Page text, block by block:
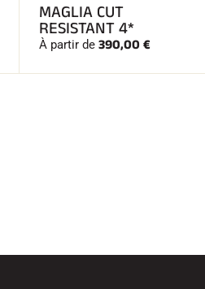
MAGLIA CUT
RESISTANT 4*
À partir de 390,00 €